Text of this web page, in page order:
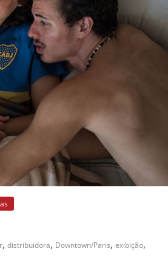
, distribuidora, Downtown/Paris, exibição,